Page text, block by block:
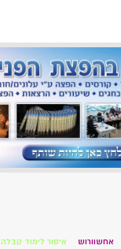
אחשוורוש איסור לימוד קבלה